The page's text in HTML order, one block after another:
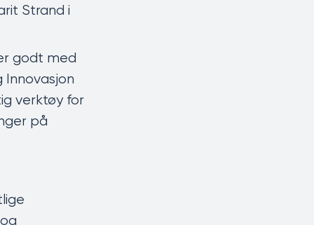
Strand i
godt med
Innovasjon
verktøy for
på